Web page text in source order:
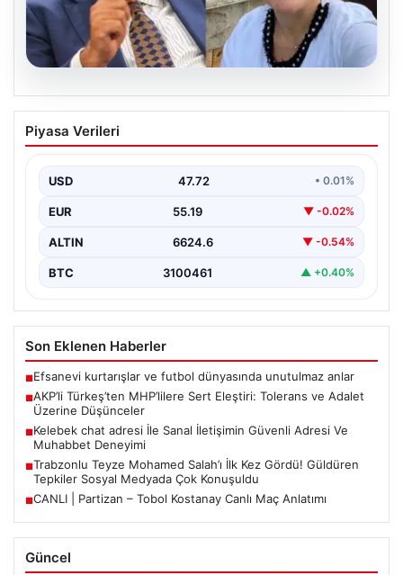
AKP’li Türkeş’ten MHP’lilere Sert
Eleştiri: Tolerans ve Adalet Üzerine
Son dönemde kamuoyunda tartışılan siyasi söylemler
ilişkilerin…
Piyasa Verileri
USD 47.72 • 0.01%
EUR 55.19 ▼ -0.02%
ALTIN 6624.6 ▼ -0.54%
BTC 3100461 ▲ +0.40%
Son Eklenen Haberler
■Efsanevi kurtarışlar ve futbol dünyasında unutulmaz anlar
■AKP’li Türkeş’ten MHP’lilere Sert Eleştiri: Tolerans ve Adalet
Üzerine Düşünceler
■Kelebek chat adresi İle Sanal İletişimin Güvenli Adresi Ve
Muhabbet Deneyimi
■Trabzonlu Teyze Mohamed Salah’ı İlk Kez Gördü! Güldüren
Tepkiler Sosyal Medyada Çok Konuşuldu
■CANLI | Partizan – Tobol Kostanay Canlı Maç Anlatımı
Güncel